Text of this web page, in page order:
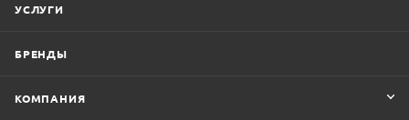
УСЛУГИ
БРЕНДЫ
КОМПАНИЯ